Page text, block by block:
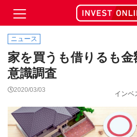
ニュース
家を買うも借りるも金
意識調査
2020/03/03 インベ